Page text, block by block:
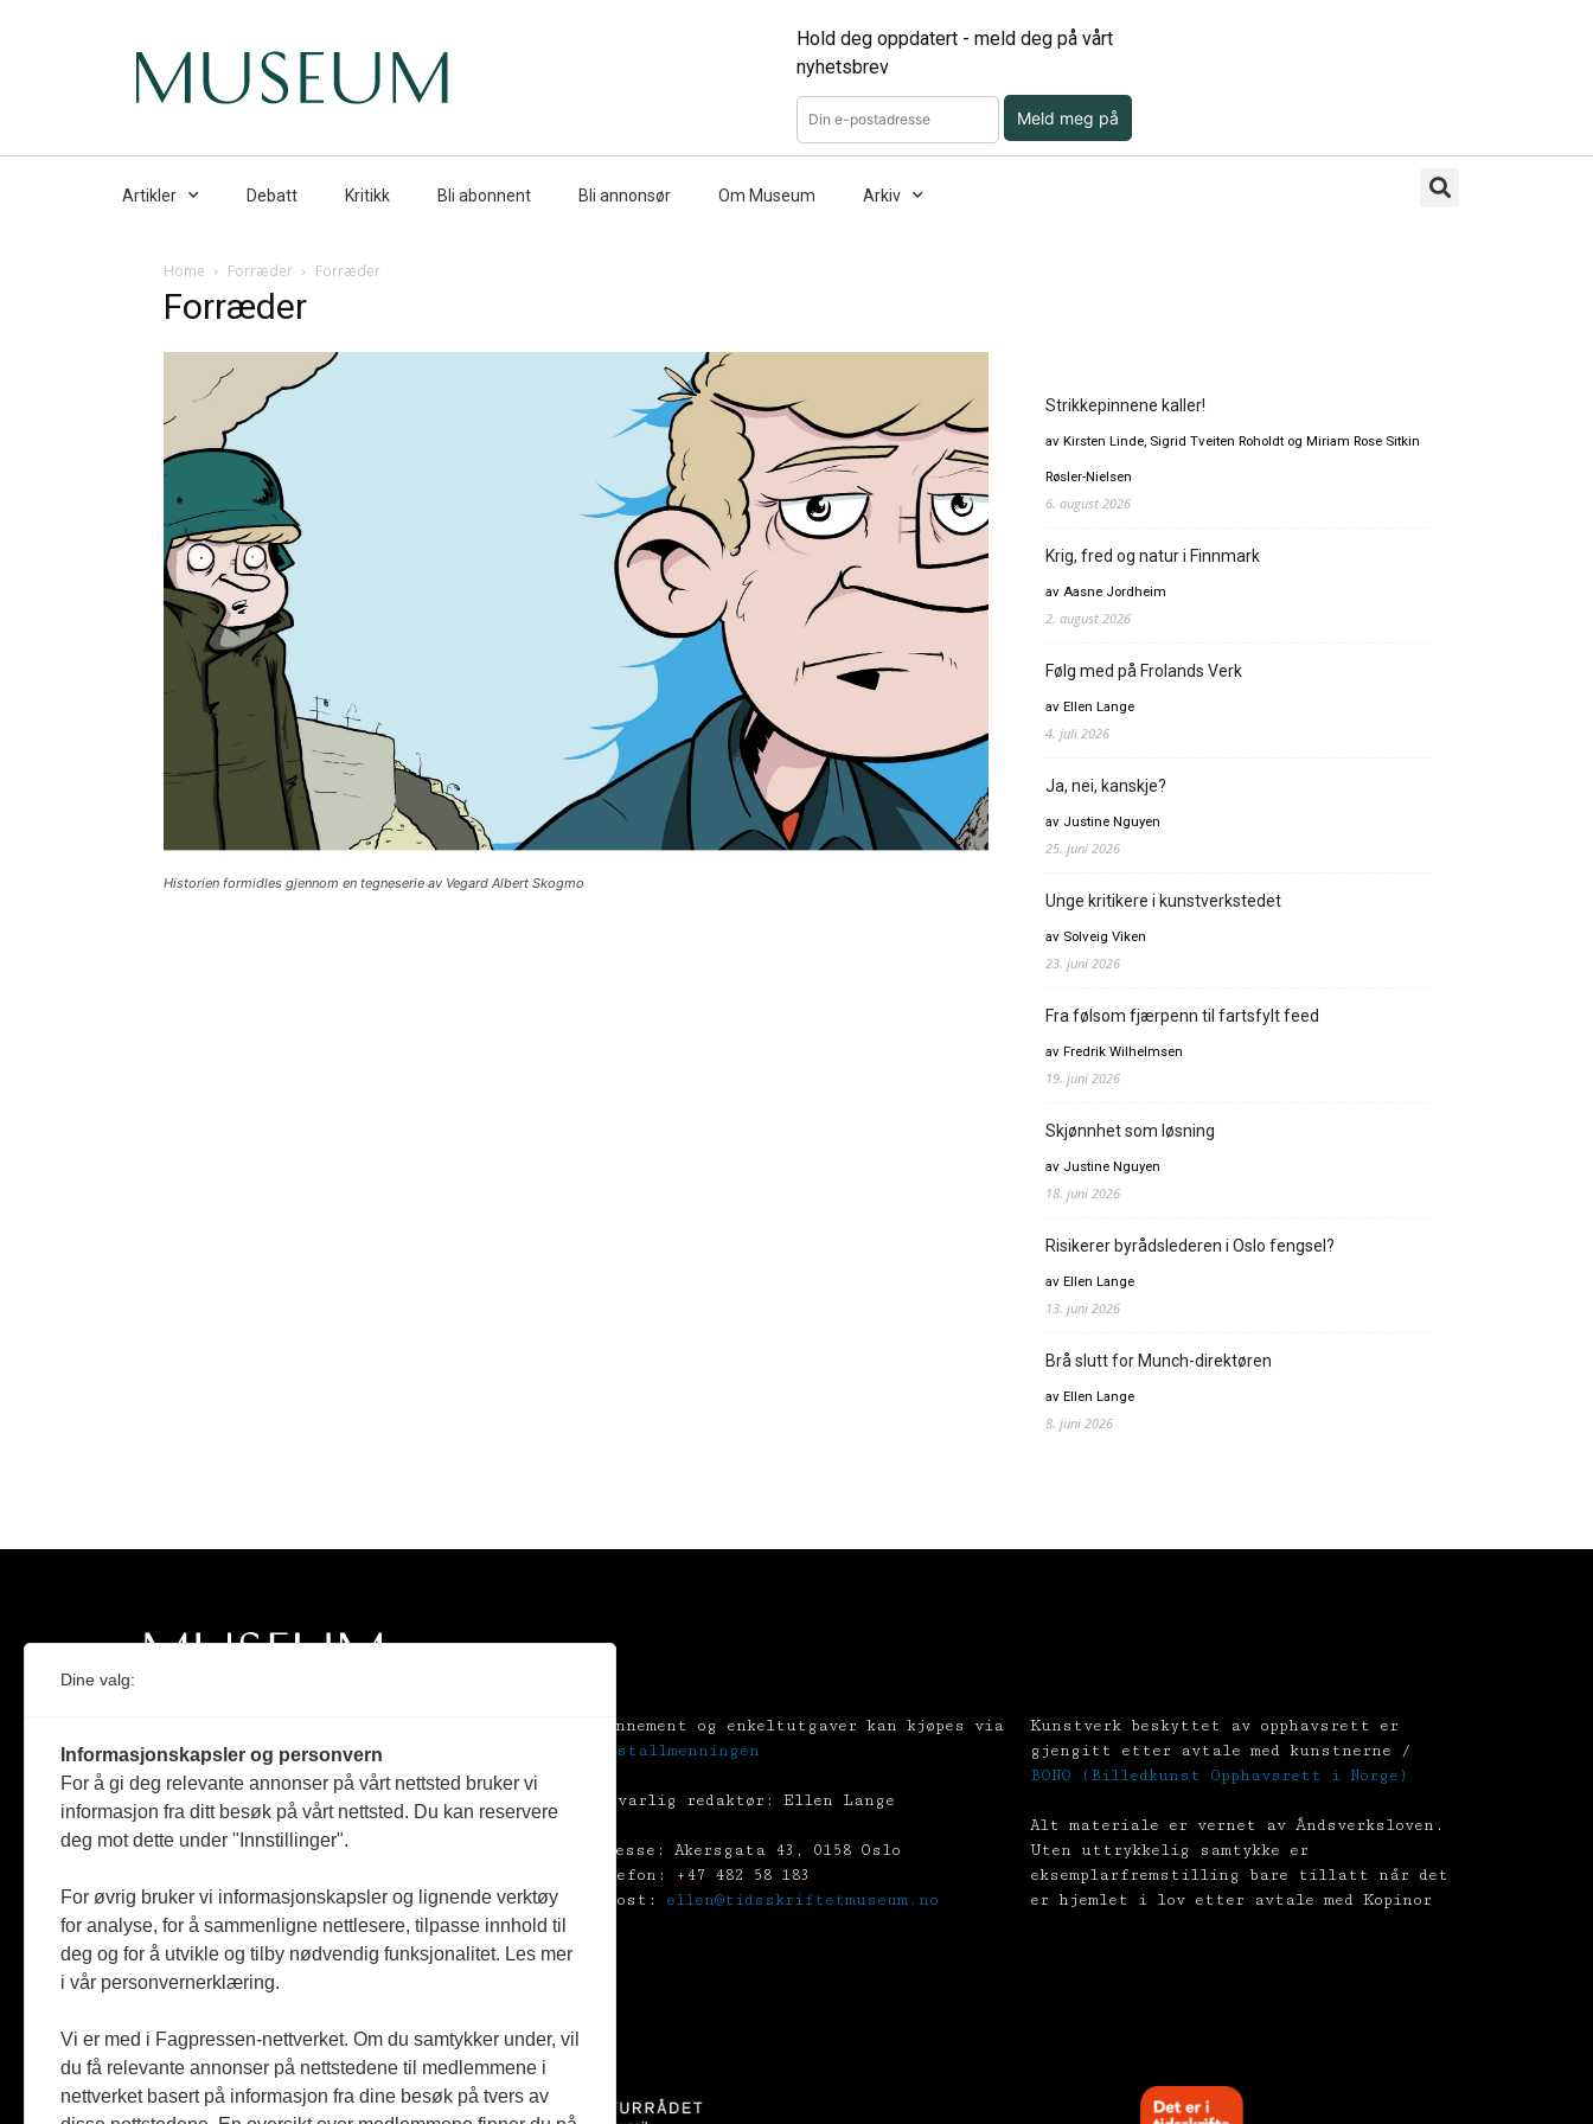
Hold deg oppdatert - meld deg på vårt
nyhetsbrev
Meld meg på
Artikler Debatt Kritikk Bli abonnent Bli annonsør Om Museum Arkiv
Home Forræder Forræder
Forræder
Historien formidles gjennom en tegneserie av Vegard Albert Skogmo
Strikkepinnene kaller!
av Kirsten Linde, Sigrid Tveiten Roholdt og Miriam Rose Sitkin
Røsler-Nielsen
6. august 2026
Krig, fred og natur i Finnmark
av Aasne Jordheim
2. august 2026
Følg med på Frolands Verk
av Ellen Lange
4. juli 2026
Ja, nei, kanskje?
av Justine Nguyen
25. juni 2026
Unge kritikere i kunstverkstedet
av Solveig Viken
23. juni 2026
Fra følsom fjærpenn til fartsfylt feed
av Fredrik Wilhelmsen
19. juni 2026
Skjønnhet som løsning
av Justine Nguyen
18. juni 2026
Risikerer byrådslederen i Oslo fengsel?
av Ellen Lange
13. juni 2026
Brå slutt for Munch-direktøren
av Ellen Lange
8. juni 2026
Medlem i Norsk tidsskriftforening og
Fagpressen
Støttet av Kulturrådet og Norges
Følger Redaktørplakaten og Vær Varsom-
plakaten
Abonnement og enkeltutgaver kan kjøpes via
Tekstallmenningen
Ansvarlig redaktør: Ellen Lange
Adresse: Akersgata 43, 0158 Oslo
Telefon: +47 482 58 183
E-post: ellen@tidsskriftetmuseum.no
Kunstverk beskyttet av opphavsrett er
gjengitt etter avtale med kunstnerne /
BONO (Billedkunst Opphavsrett i Norge)
Alt materiale er vernet av Åndsverksloven.
Uten uttrykkelig samtykke er
eksemplarfremstilling bare tillatt når det
er hjemlet i lov etter avtale med Kopinor
Dine valg:
Informasjonskapsler og personvern
For å gi deg relevante annonser på vårt nettsted bruker vi
informasjon fra ditt besøk på vårt nettsted. Du kan reservere
deg mot dette under "Innstillinger".
For øvrig bruker vi informasjonskapsler og lignende verktøy
for analyse, for å sammenligne nettlesere, tilpasse innhold til
deg og for å utvikle og tilby nødvendig funksjonalitet. Les mer
i vår personvernerklæring.
Vi er med i Fagpressen-nettverket. Om du samtykker under, vil
du få relevante annonser på nettstedene til medlemmene i
nettverket basert på informasjon fra dine besøk på tvers av